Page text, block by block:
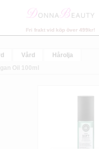
Vård
Hårolja
Oil 100ml
Fri frakt vid köp över 499kr!